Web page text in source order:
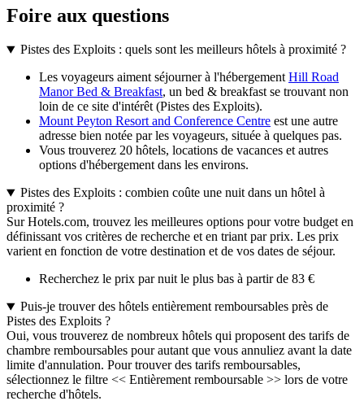
Foire aux questions
Pistes des Exploits : quels sont les meilleurs hôtels à proximité ?
Les voyageurs aiment séjourner à l'hébergementHill Road
Manor Bed & Breakfast, un bed & breakfast se trouvant non
loin de ce site d'intérêt (Pistes des Exploits).
Mount Peyton Resort and Conference Centre est une autre
adresse bien notée par les voyageurs, située à quelques pas.
Vous trouverez 20 hôtels, locations de vacances et autres
options d'hébergement dans les environs.
Pistes des Exploits : combien coûte une nuit dans un hôtel à
proximité ?
Sur Hotels.com, trouvez les meilleures options pour votre budget en
définissant vos critères de recherche et en triant par prix. Les prix
varient en fonction de votre destination et de vos dates de séjour.
Recherchez le prix par nuit le plus bas à partir de 83 €
Puis-je trouver des hôtels entièrement remboursables près de
Pistes des Exploits ?
Oui, vous trouverez de nombreux hôtels qui proposent des tarifs de
chambre remboursables pour autant que vous annuliez avant la date
limite d'annulation. Pour trouver des tarifs remboursables,
sélectionnez le filtre << Entièrement remboursable >> lors de votre
recherche d'hôtels.